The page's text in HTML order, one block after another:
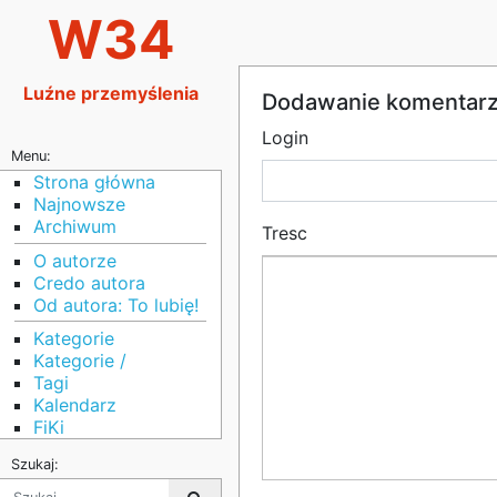
W34
Luźne przemyślenia
Menu:
Strona główna
Najnowsze
Archiwum
O autorze
Credo autora
Od autora: To lubię!
Kategorie
Kategorie /
Tagi
Kalendarz
FiKi
Szukaj:
Dodawanie
Login
Tresc